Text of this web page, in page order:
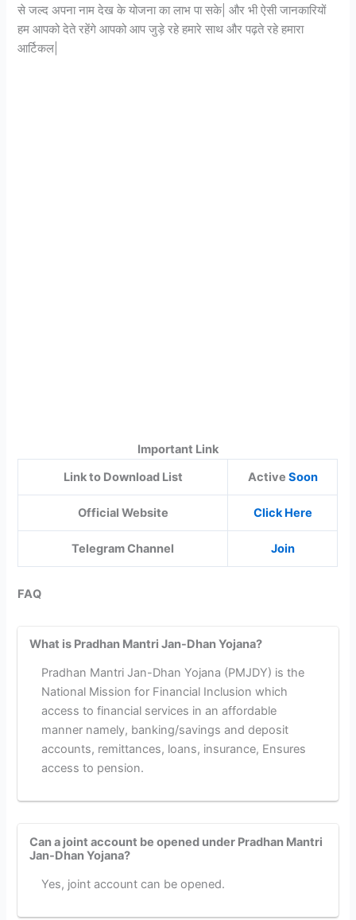
से जल्द अपना नाम देख के योजना का लाभ पा सके| और भी ऐसी जानकारियों
हम आपको देते रहेंगे आपको आप जुड़े रहे हमारे साथ और पढ़ते रहे हमारा
आर्टिकल|
Important Link
Link to Download List
Active Soon
Official Website Click Here
Telegram Channel Join
FAQ
What is Pradhan Mantri Jan-Dhan Yojana?
Pradhan Mantri Jan-Dhan Yojana (PMJDY) is the
National Mission for Financial Inclusion which
access to financial services in an affordable
manner namely, banking/savings and deposit
accounts, remittances, loans, insurance, Ensures
access to pension.
Can a joint account be opened under Pradhan Mantri
Jan-Dhan Yojana?
Yes, joint account can be opened.